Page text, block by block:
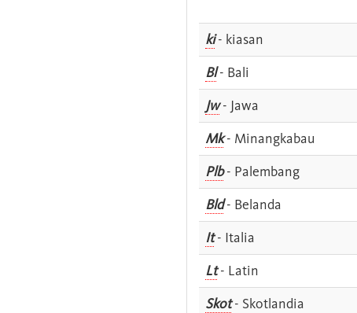
ki- kiasan
Bl- Bali
Jw- Jawa
Mk- Minangkabau
Plb- Palembang
Bld- Belanda
It- Italia
Lt- Latin
Skot- Skotlandia